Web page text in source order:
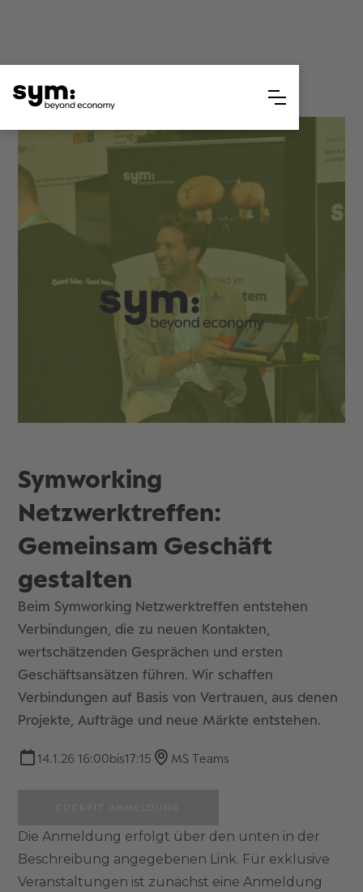
Symworking
Netzwerktreffen:
Gemeinsam Geschäft
gestalten
Beim Symworking Netzwerktreffen entstehen
Verbindungen, die zu neuen Kontakten,
wertschätzenden Gesprächen und ersten
Geschäftsansätzen führen. Wir schaffen
Verbindungen auf Basis von Vertrauen, aus denen
Projekte, Aufträge und neue Märkte entstehen.
14.1.26 16:00bis17:15 MS Teams
Die Anmeldung erfolgt über den unten in der
Beschreibung angegebenen Link. Für exklusive
Veranstaltungen ist zunächst eine Anmeldung